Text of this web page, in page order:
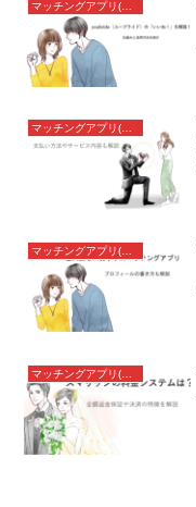
マッチングアプリ(婚活アプリ)